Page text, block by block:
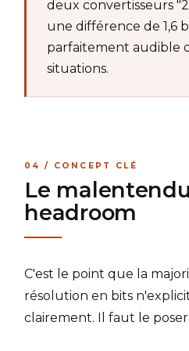
deux convertisseurs
une différence de 1,6
parfaitement audible
situations.
04 / CONCEPT CLÉ
Le
headroom
C'est le point que la
résolution en bits
clairement. Il faut le